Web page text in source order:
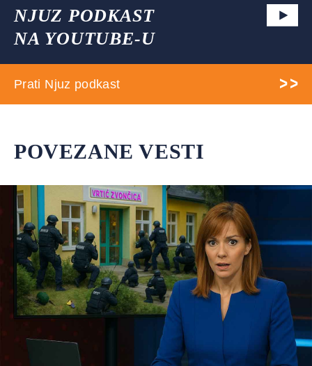
NJUZ PODKAST
NA YOUTUBE-U
Prati Njuz podkast
POVEZANE VESTI